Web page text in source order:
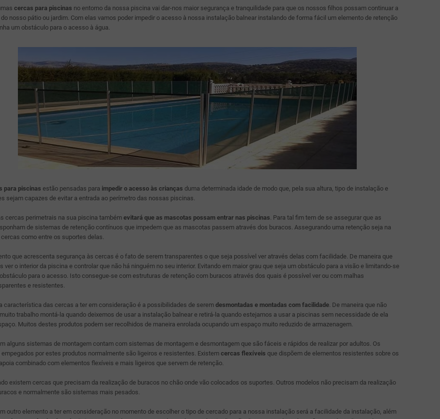
cercas para piscinas no entorno da nossa piscina vai dar-nos maior segurança e tranquilidade para que os nossos filhos possam continuar a
nosso pátio ou jardim. Com elas vamos poder impedir o acesso à nossa instalação balnear instalando de forma fácil um elemento de retenção
um obstáculo para o acesso à água.
para piscinas estão pensadas para impedir o acesso às crianças duma determinada idade de modo que, pela sua altura, tipo de instalação e
sejam capazes de evitar a entrada ao perímetro das nossas piscinas.
cercas perimetrais na sua piscina também evitará que as mascotas possam entrar nas piscinas. Para tal fim tem de se assegurar que as
de sistemas de retenção contínuos que impedem que as mascotas passem através dos buracos. Assegurando uma retenção seja na
cercas como entre os suportes delas.
que acrescenta segurança às cercas é o fato de serem transparentes o que seja possível ver através delas com facilidade. De maneira que
ver o interior da piscina e controlar que não há ninguém no seu interior. Evitando em maior grau que seja um obstáculo para a visão e limitando-se
para o acesso. Isto consegue-se com estruturas de retenção com buracos através dos quais é possível ver ou com malhas
e resistentes.
característica das cercas a ter em consideração é a possibilidades de serem desmontadas e montadas com facilidade. De maneira que não
trabalho montá-la quando deixemos de usar a instalação balnear e retirá-la quando estejamos a usar a piscinas sem necessidade de ela
Muitos destes produtos podem ser recolhidos de maneira enrolada ocupando um espaço muito reduzido de armazenagem.
alguns sistemas de montagem contam com sistemas de montagem e desmontagem que são fáceis e rápidos de realizar por adultos. Os
por estes produtos normalmente são ligeiros e resistentes. Existem cercas flexíveis que dispõem de elementos resistentes sobre os
combinado com elementos flexíveis e mais ligeiros que servem de retenção.
existem cercas que precisam da realização de buracos no chão onde vão colocados os suportes. Outros modelos não precisam da realização
e normalmente são sistemas mais pesados.
outro elemento a ter em consideração no momento de escolher o tipo de cercado para a nossa instalação será a facilidade da instalação, além